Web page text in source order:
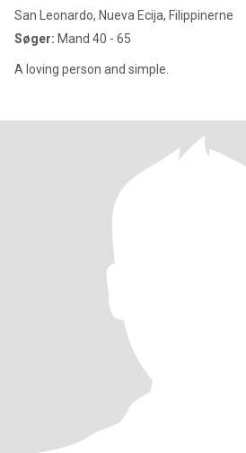
San Leonardo, Nueva Ecija, Filippinerne
Søger: Mand 40 - 65
A loving person and simple.